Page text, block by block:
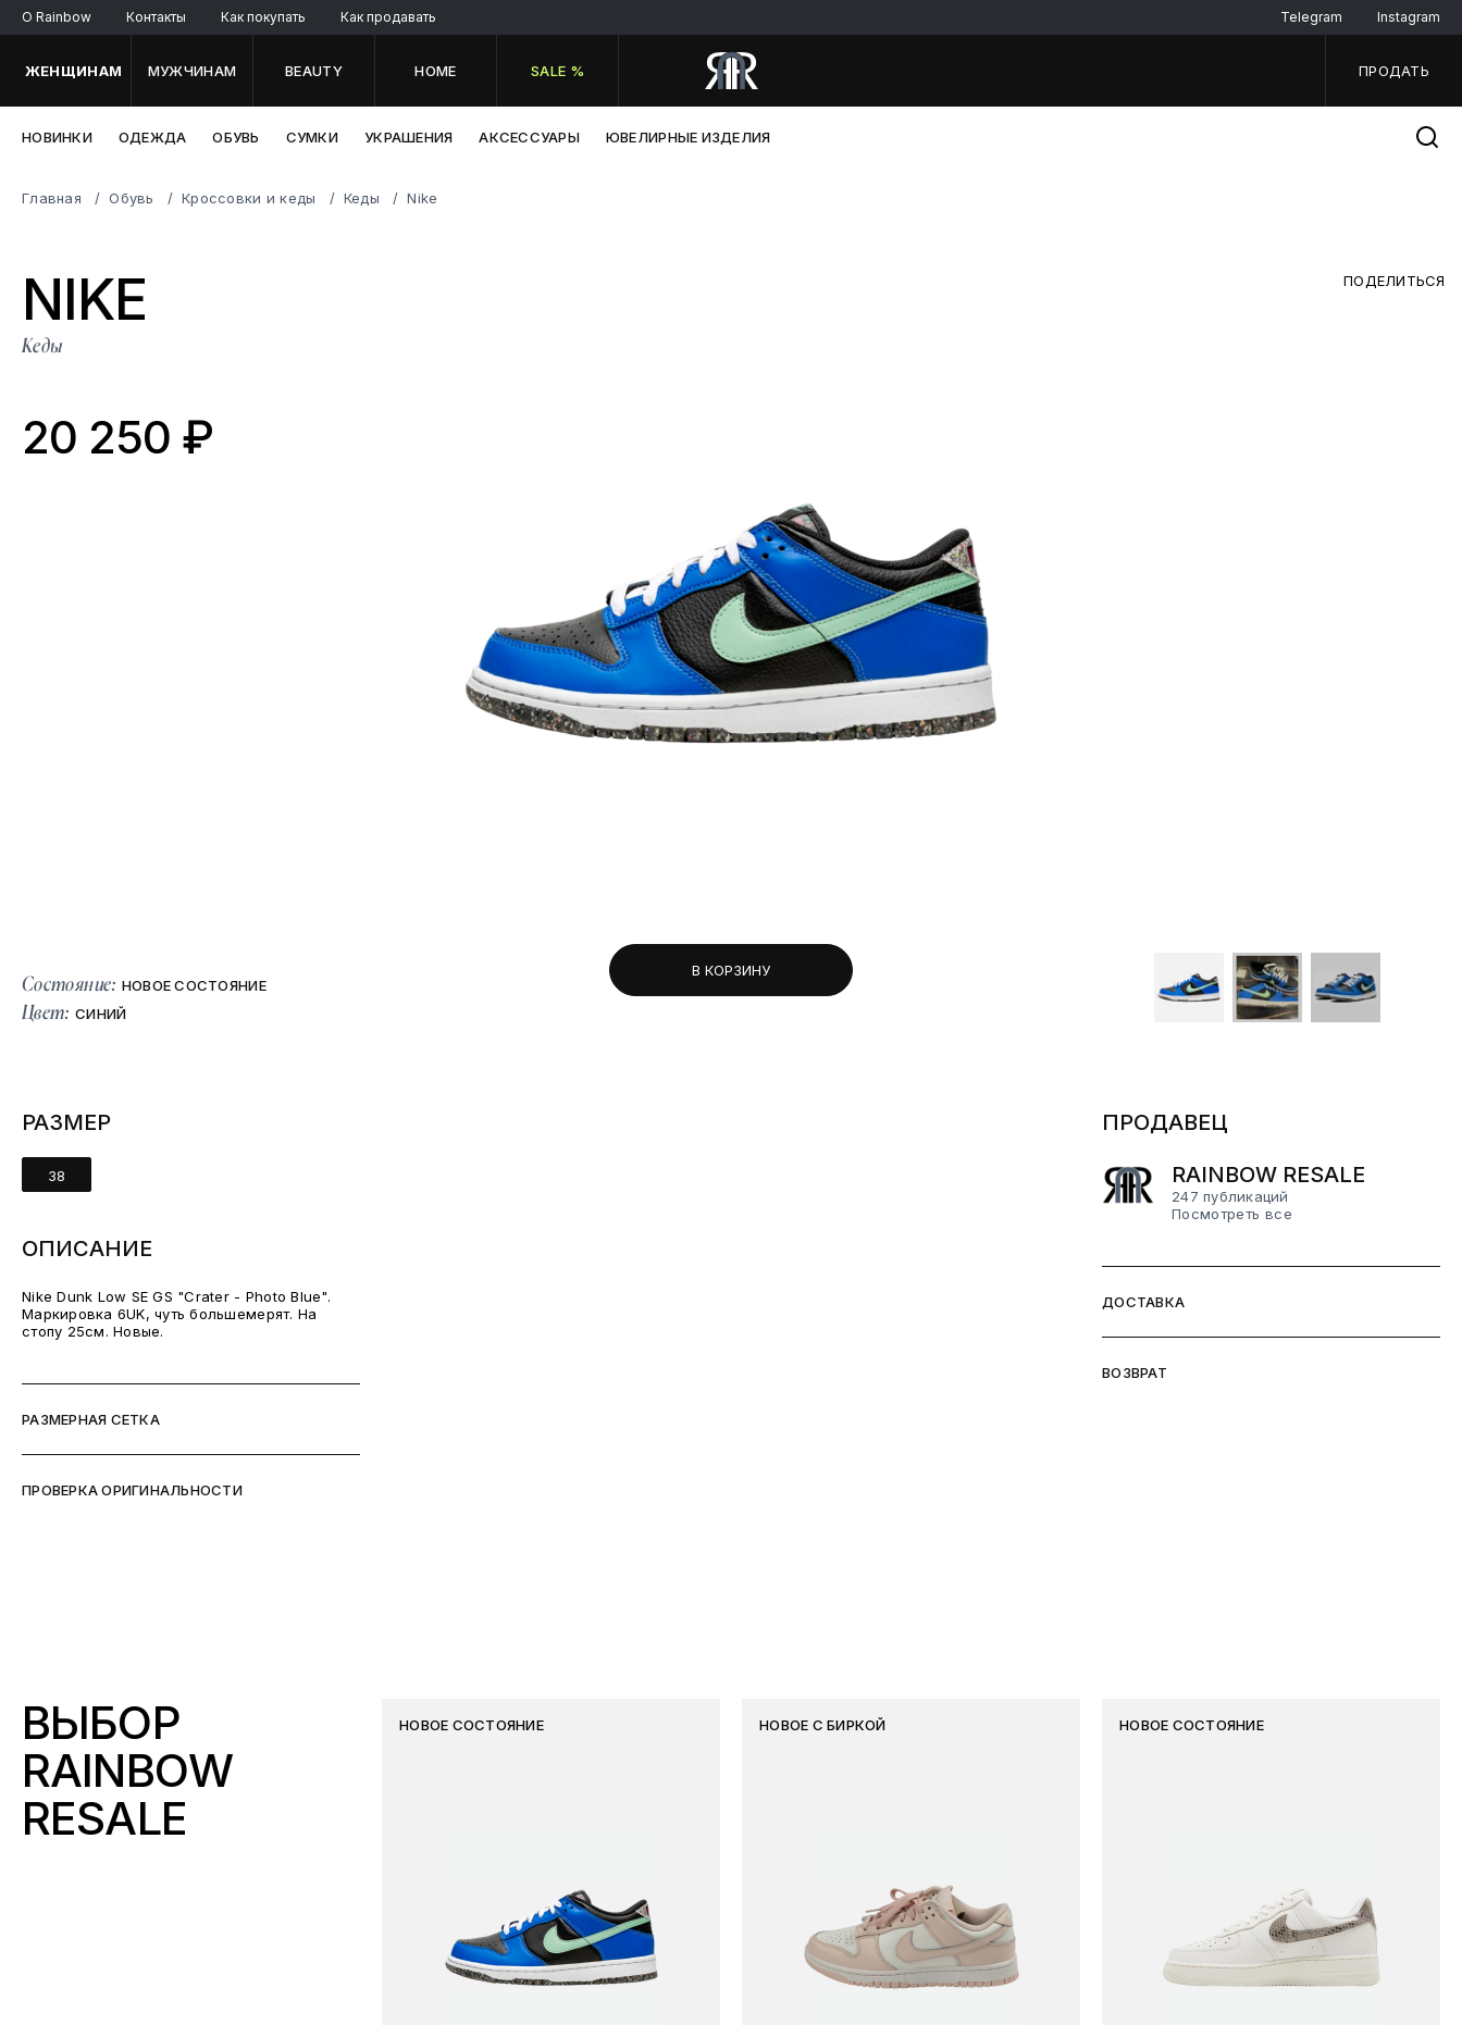
O Rainbow Контакты Как покупать Как продавать Telegram Instagram
ЖЕНЩИНАМ МУЖЧИНАМ BEAUTY HOME SALE % ПРОДАТЬ
НОВИНКИ ОДЕЖДА ОБУВЬ СУМКИ УКРАШЕНИЯ АКСЕССУАРЫ ЮВЕЛИРНЫЕ ИЗДЕЛИЯ
Главная Обувь Кроссовки и кеды Кеды Nike
NIKE
Кеды
20 250 ₽
Состояние: НОВОЕ СОСТОЯНИЕ
Цвет: СИНИЙ
В КОРЗИНУ
ПОДЕЛИТЬСЯ
РАЗМЕР
38
ОПИСАНИЕ
Nike Dunk Low SE GS "Crater - Photo Blue".
Маркировка 6UK, чуть большемерят. На
стопу 25см. Новые.
РАЗМЕРНАЯ СЕТКА
ПРОВЕРКА ОРИГИНАЛЬНОСТИ
ПРОДАВЕЦ
RAINBOW RESALE
247 публикаций
Посмотреть все
ДОСТАВКА
ВОЗВРАТ
ВЫБОР
RAINBOW
RESALE
НОВОЕ СОСТОЯНИЕ НОВОЕ С БИРКОЙ НОВОЕ СОСТОЯНИЕ